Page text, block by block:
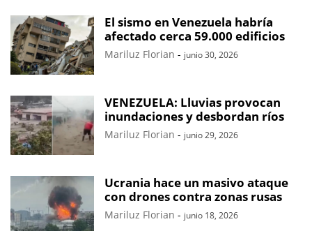
El sismo en Venezuela habría
afectado cerca 59.000 edificios
Mariluz Florian - junio 30, 2026
VENEZUELA: Lluvias provocan
inundaciones y desbordan ríos
Mariluz Florian - junio 29, 2026
Ucrania hace un masivo ataque
con drones contra zonas rusas
Mariluz Florian - junio 18, 2026